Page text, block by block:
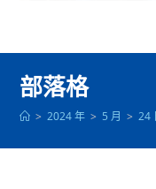
部落格
> 2024 年 > 5 月 > 24